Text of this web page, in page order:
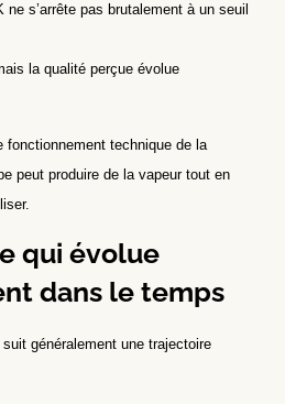
s’arrête pas brutalement à un seuil
la qualité perçue évolue
fonctionnement technique de la
peut produire de la vapeur tout en
qui évolue
dans le temps
suit généralement une trajectoire